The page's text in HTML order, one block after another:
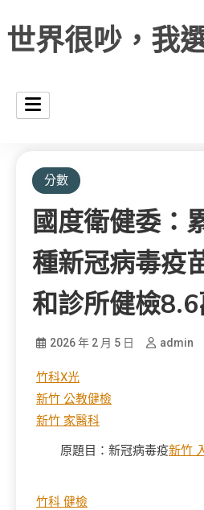
世界很吵，我
分數
國度衛健委：
種新冠病毒疫
和診所健檢
2026 年 2 月 5 日 admin
竹科X光
新竹 公教健檢
新竹 家醫科
原題目：新冠病毒疫新竹
竹科 健檢